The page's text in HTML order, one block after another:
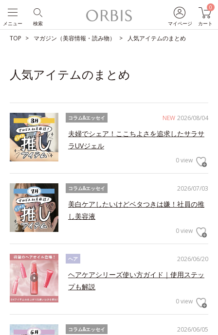
マイページ
0
カート
検索
メニュー
TOP マガジン（美容情報・読み物） 人気アイテムのまとめ
人気アイテムのまとめ
NEW 2026/08/04
コラム&エッセイ
夫婦でシェア！ここちよさを追求したサラサ
ラUVジェル
0 view
2026/07/03
コラム&エッセイ
美白ケアしたいけどベタつきは嫌！社員の推
し美容液
0 view
2026/06/20
ヘア
ヘアケアシリーズ使い方ガイド｜使用ステッ
プも解説
0 view
2026/06/05
コラム&エッセイ